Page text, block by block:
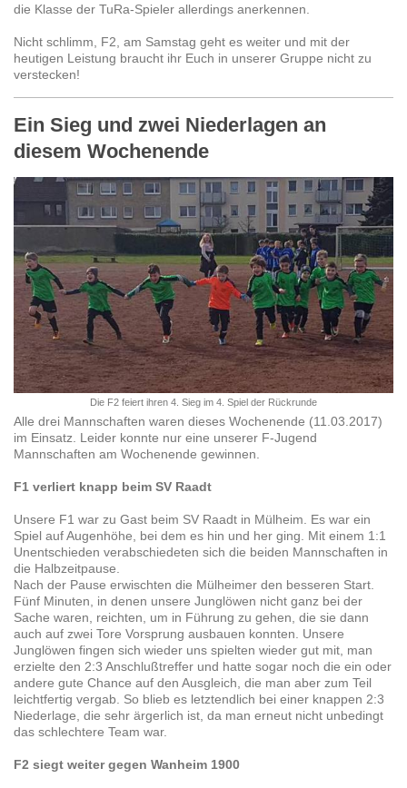
die Klasse der TuRa-Spieler allerdings anerkennen.
Nicht schlimm, F2, am Samstag geht es weiter und mit der
heutigen Leistung braucht ihr Euch in unserer Gruppe nicht zu
verstecken!
Ein Sieg und zwei Niederlagen an
diesem Wochenende
Die F2 feiert ihren 4. Sieg im 4. Spiel der Rückrunde
Alle drei Mannschaften waren dieses Wochenende (11.03.2017)
im Einsatz. Leider konnte nur eine unserer F-Jugend
Mannschaften am Wochenende gewinnen.
F1 verliert knapp beim SV Raadt
Unsere F1 war zu Gast beim SV Raadt in Mülheim. Es war ein
Spiel auf Augenhöhe, bei dem es hin und her ging. Mit einem 1:1
Unentschieden verabschiedeten sich die beiden Mannschaften in
die Halbzeitpause.
Nach der Pause erwischten die Mülheimer den besseren Start.
Fünf Minuten, in denen unsere Junglöwen nicht ganz bei der
Sache waren, reichten, um in Führung zu gehen, die sie dann
auch auf zwei Tore Vorsprung ausbauen konnten. Unsere
Junglöwen fingen sich wieder uns spielten wieder gut mit, man
erzielte den 2:3 Anschlußtreffer und hatte sogar noch die ein oder
andere gute Chance auf den Ausgleich, die man aber zum Teil
leichtfertig vergab. So blieb es letztendlich bei einer knappen 2:3
Niederlage, die sehr ärgerlich ist, da man erneut nicht unbedingt
das schlechtere Team war.
F2 siegt weiter gegen Wanheim 1900